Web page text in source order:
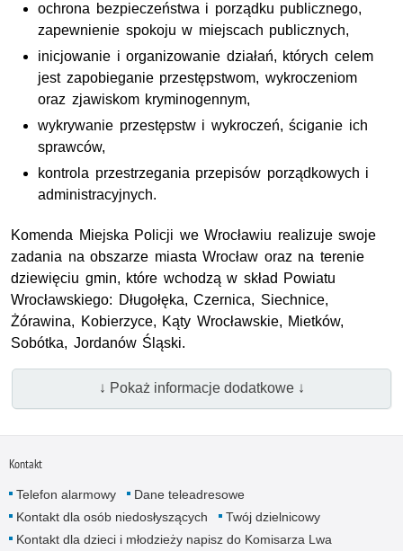
ochrona bezpieczeństwa i porządku publicznego,
zapewnienie spokoju w miejscach publicznych,
inicjowanie i organizowanie działań, których celem
jest zapobieganie przestępstwom, wykroczeniom
oraz zjawiskom kryminogennym,
wykrywanie przestępstw i wykroczeń, ściganie ich
sprawców,
kontrola przestrzegania przepisów porządkowych i
administracyjnych.
Komenda Miejska Policji we Wrocławiu realizuje swoje
zadania na obszarze miasta Wrocław oraz na terenie
dziewięciu gmin, które wchodzą w skład Powiatu
Wrocławskiego: Długołęka, Czernica, Siechnice,
Żórawina, Kobierzyce, Kąty Wrocławskie, Mietków,
Sobótka, Jordanów Śląski.
↓ Pokaż informacje dodatkowe ↓
Kontakt
Telefon alarmowy
Dane teleadresowe
Kontakt dla osób niedosłyszących
Twój dzielnicowy
Kontakt dla dzieci i młodzieży napisz do Komisarza Lwa